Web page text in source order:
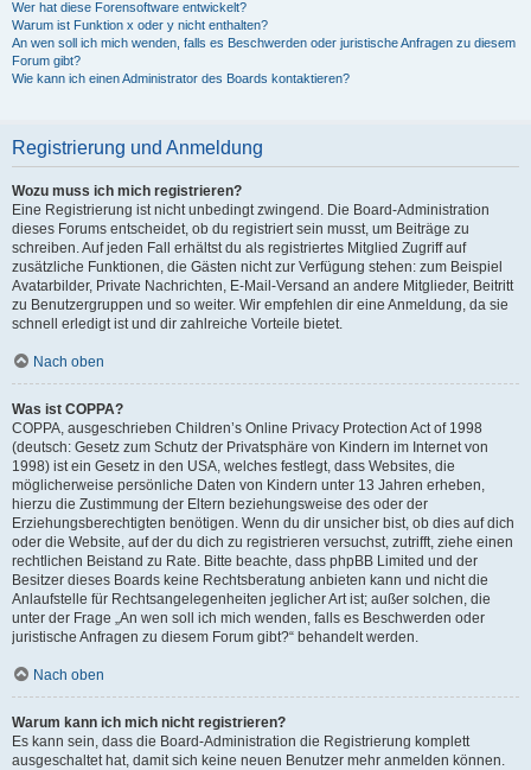
Wer hat diese Forensoftware entwickelt?
Warum ist Funktion x oder y nicht enthalten?
An wen soll ich mich wenden, falls es Beschwerden oder juristische Anfragen zu diesem
Forum gibt?
Wie kann ich einen Administrator des Boards kontaktieren?
Registrierung und Anmeldung
Wozu muss ich mich registrieren?
Eine Registrierung ist nicht unbedingt zwingend. Die Board-Administration
dieses Forums entscheidet, ob du registriert sein musst, um Beiträge zu
schreiben. Auf jeden Fall erhältst du als registriertes Mitglied Zugriff auf
zusätzliche Funktionen, die Gästen nicht zur Verfügung stehen: zum Beispiel
Avatarbilder, Private Nachrichten, E-Mail-Versand an andere Mitglieder, Beitritt
zu Benutzergruppen und so weiter. Wir empfehlen dir eine Anmeldung, da sie
schnell erledigt ist und dir zahlreiche Vorteile bietet.
Nach oben
Was ist COPPA?
COPPA, ausgeschrieben Children’s Online Privacy Protection Act of 1998
(deutsch: Gesetz zum Schutz der Privatsphäre von Kindern im Internet von
1998) ist ein Gesetz in den USA, welches festlegt, dass Websites, die
möglicherweise persönliche Daten von Kindern unter 13 Jahren erheben,
hierzu die Zustimmung der Eltern beziehungsweise des oder der
Erziehungsberechtigten benötigen. Wenn du dir unsicher bist, ob dies auf dich
oder die Website, auf der du dich zu registrieren versuchst, zutrifft, ziehe einen
rechtlichen Beistand zu Rate. Bitte beachte, dass phpBB Limited und der
Besitzer dieses Boards keine Rechtsberatung anbieten kann und nicht die
Anlaufstelle für Rechtsangelegenheiten jeglicher Art ist; außer solchen, die
unter der Frage „An wen soll ich mich wenden, falls es Beschwerden oder
juristische Anfragen zu diesem Forum gibt?“ behandelt werden.
Nach oben
Warum kann ich mich nicht registrieren?
Es kann sein, dass die Board-Administration die Registrierung komplett
ausgeschaltet hat, damit sich keine neuen Benutzer mehr anmelden können.